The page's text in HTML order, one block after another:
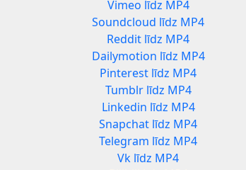
Vimeo līdz MP4
Soundcloud līdz MP4
Reddit līdz MP4
Dailymotion līdz MP4
Pinterest līdz MP4
Tumblr līdz MP4
Linkedin līdz MP4
Snapchat līdz MP4
Telegram līdz MP4
Vk līdz MP4